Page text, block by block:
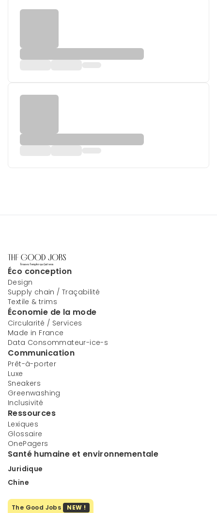
Éco conception
Design
Supply chain / Traçabilité
Textile & trims
Économie de la mode
Circularité / Services
Made in France
Data Consommateur-ice-s
Communication
Prêt-à-porter
Luxe
Sneakers
Greenwashing
Inclusivité
Ressources
Lexiques
Glossaire
OnePagers
Santé humaine et environnementale
Juridique
Chine
The Good Jobs NEW !